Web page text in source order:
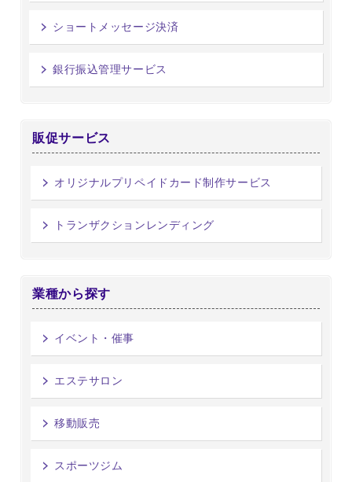
ショートメッセージ決済
銀行振込管理サービス
販促サービス
オリジナルプリペイドカード制作サービス
トランザクションレンディング
業種から探す
イベント・催事
エステサロン
移動販売
スポーツジム